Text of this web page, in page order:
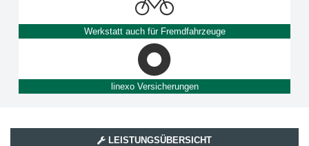
Werkstatt auch für Fremdfahrzeuge
linexo Versicherungen
LEISTUNGSÜBERSICHT